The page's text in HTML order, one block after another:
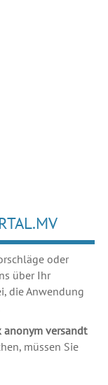
oder
über Ihr
die Anwendung
anonym versandt
müssen Sie